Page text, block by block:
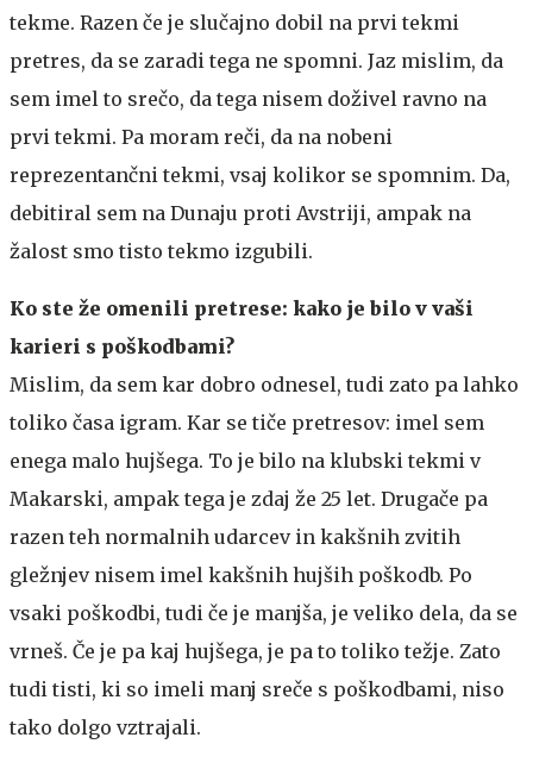
tekme. Razen če je slučajno dobil na prvi tekmi
pretres, da se zaradi tega ne spomni. Jaz mislim, da
sem imel to srečo, da tega nisem doživel ravno na
prvi tekmi. Pa moram reči, da na nobeni
reprezentančni tekmi, vsaj kolikor se spomnim. Da,
debitiral sem na Dunaju proti Avstriji, ampak na
žalost smo tisto tekmo izgubili.
Ko ste že omenili pretrese: kako je bilo v vaši
karieri s poškodbami?
Mislim, da sem kar dobro odnesel, tudi zato pa lahko
toliko časa igram. Kar se tiče pretresov: imel sem
enega malo hujšega. To je bilo na klubski tekmi v
Makarski, ampak tega je zdaj že 25 let. Drugače pa
razen teh normalnih udarcev in kakšnih zvitih
gležnjev nisem imel kakšnih hujših poškodb. Po
vsaki poškodbi, tudi če je manjša, je veliko dela, da se
vrneš. Če je pa kaj hujšega, je pa to toliko težje. Zato
tudi tisti, ki so imeli manj sreče s poškodbami, niso
tako dolgo vztrajali.